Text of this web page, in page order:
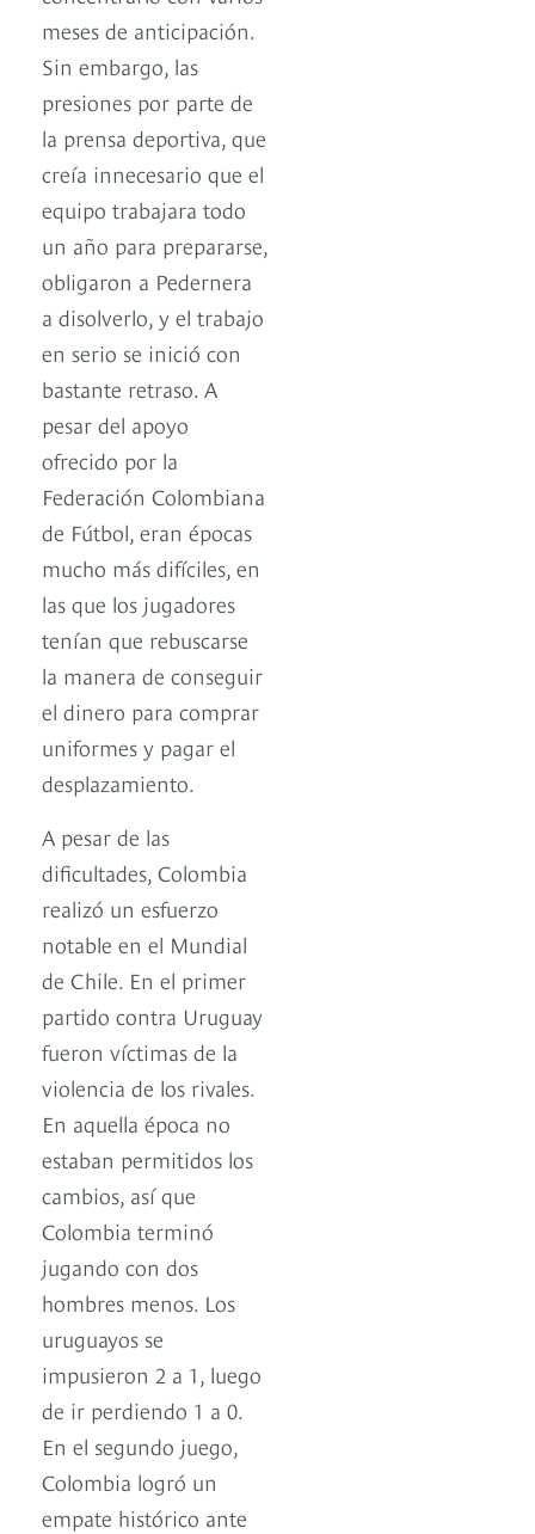
meses de anticipación.
Sin embargo, las
presiones por parte de
la prensa deportiva, que
creía innecesario que el
equipo trabajara todo
un año para prepararse,
obligaron a Pedernera
a disolverlo, y el trabajo
en serio se inició con
bastante retraso. A
pesar del apoyo
ofrecido por la
Federación Colombiana
de Fútbol, eran épocas
mucho más difíciles, en
las que los jugadores
tenían que rebuscarse
la manera de conseguir
el dinero para comprar
uniformes y pagar el
desplazamiento.
A pesar de las
dificultades, Colombia
realizó un esfuerzo
notable en el Mundial
de Chile. En el primer
partido contra Uruguay
fueron víctimas de la
violencia de los rivales.
En aquella época no
estaban permitidos los
cambios, así que
Colombia terminó
jugando con dos
hombres menos. Los
uruguayos se
impusieron 2 a 1, luego
de ir perdiendo 1 a 0.
En el segundo juego,
Colombia logró un
empate histórico ante